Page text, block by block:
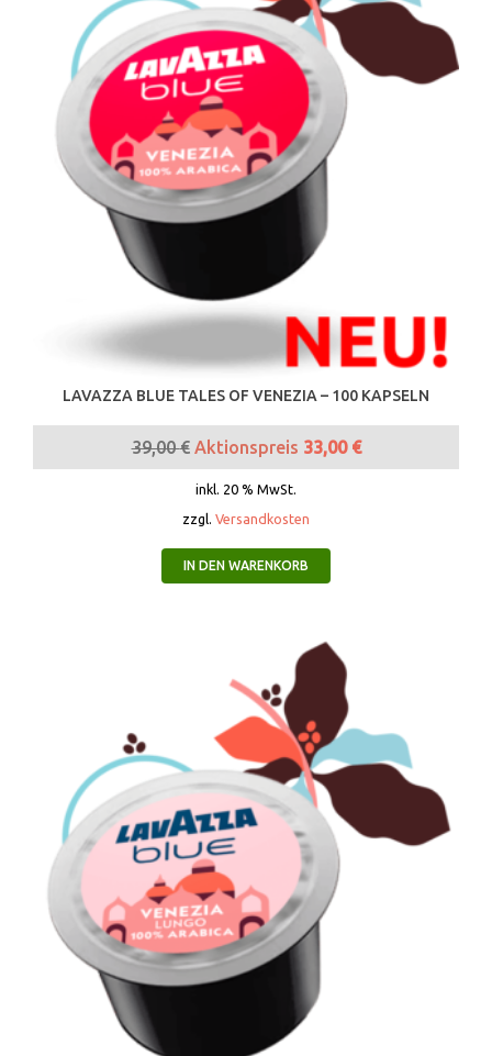
LAVAZZA BLUE TALES OF VENEZIA – 100 KAPSELN
39,00€ Aktionspreis 33,00 €
inkl. 20 % MwSt.
zzgl. Versandkosten
IN DEN WARENKORB